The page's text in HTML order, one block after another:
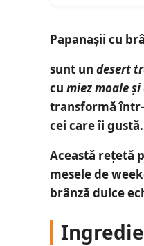
Papanașii cu
sunt un desert
cu miez moale
transformă
cei care îi gustă.
Această rețetă
mesele de
brânză dulce